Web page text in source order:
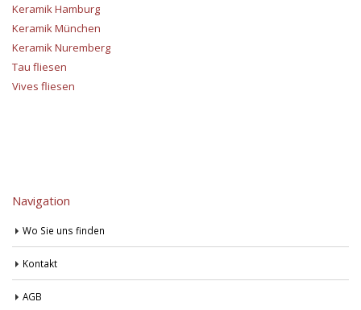
Keramik Hamburg
Keramik München
Keramik Nuremberg
Tau fliesen
Vives fliesen
Navigation
Wo Sie uns finden
Kontakt
AGB